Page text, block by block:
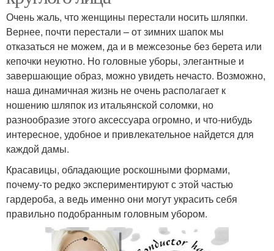
Очень жаль, что женщины перестали носить шляпки.
Вернее, почти перестали – от зимних шапок мы
отказаться не можем, да и в межсезонье без берета или
кепочки неуютно. Но головные уборы, элегантные и
завершающие образ, можно увидеть нечасто. Возможно,
наша динамичная жизнь не очень располагает к
ношению шляпок из итальянской соломки, но
разнообразие этого аксессуара огромно, и что-нибудь
интересное, удобное и привлекательное найдется для
каждой дамы.
Красавицы, обладающие роскошными формами,
почему-то редко экспериментируют с этой частью
гардероба, а ведь именно они могут украсить себя
правильно подобранным головным убором.